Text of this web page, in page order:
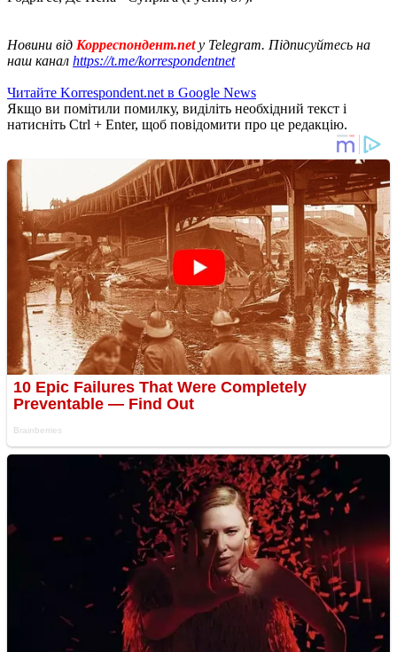
Новини від Корреспондент.netу Telegram. Підписуйтесь на
наш канал https://t.me/korrespondentnet
Читайте Korrespondent.net в Google News
Якщо ви помітили помилку, виділіть необхідний текст і
натисніть Ctrl + Enter, щоб повідомити про це редакцію.